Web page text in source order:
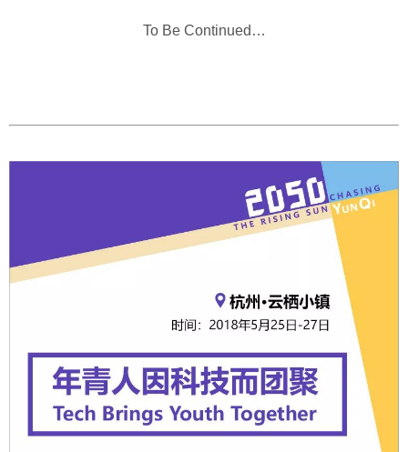
To Be Continued…